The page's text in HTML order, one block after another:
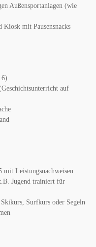
Außensportanlagen (wie
mit Pausensnacks
6)
auf
Leistungsnachweisen
Jugend trainiert für
Surfkurs oder Segeln